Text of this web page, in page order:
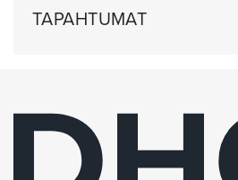
TAPAHTUMAT